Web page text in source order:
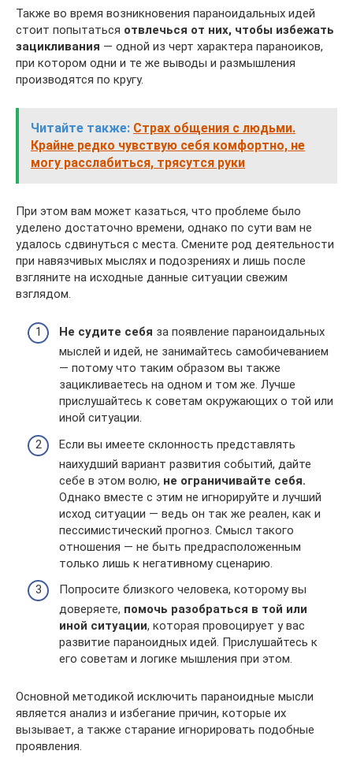
Также во время возникновения параноидальных идей
стоит попытаться отвлечься от них, чтобы избежать
зацикливания — одной из черт характера параноиков,
при котором одни и те же выводы и размышления
производятся по кругу.
Читайте также: Страх общения с людьми.
Крайне редко чувствую себя комфортно, не
могу расслабиться, трясутся руки
При этом вам может казаться, что проблеме было
уделено достаточно времени, однако по сути вам не
удалось сдвинуться с места. Смените род деятельности
при навязчивых мыслях и подозрениях и лишь после
взгляните на исходные данные ситуации свежим
взглядом.
Не судите себя за появление параноидальных
мыслей и идей, не занимайтесь самобичеванием
— потому что таким образом вы также
зацикливаетесь на одном и том же. Лучше
прислушайтесь к советам окружающих о той или
иной ситуации.
Если вы имеете склонность представлять
наихудший вариант развития событий, дайте
себе в этом волю, не ограничивайте себя.
Однако вместе с этим не игнорируйте и лучший
исход ситуации — ведь он так же реален, как и
пессимистический прогноз. Смысл такого
отношения — не быть предрасположенным
только лишь к негативному сценарию.
Попросите близкого человека, которому вы
доверяете, помочь разобраться в той или
иной ситуации, которая провоцирует у вас
развитие параноидных идей. Прислушайтесь к
его советам и логике мышления при этом.
Основной методикой исключить параноидные мысли
является анализ и избегание причин, которые их
вызывает, а также старание игнорировать подобные
проявления.